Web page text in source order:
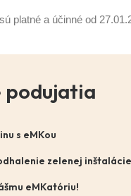
platné a účinné od
podujatia
s eMKou
zelenej inštalácie
eMKatóriu!